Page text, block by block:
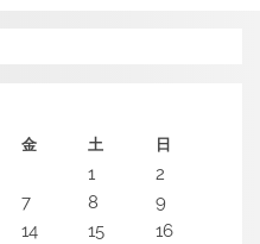
金 土 日
1
2
7 8
9
14 15
16